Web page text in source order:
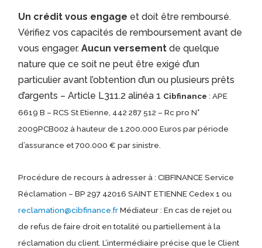
Un crédit vous engage et doit être remboursé.
Vérifiez vos capacités de remboursement avant de
vous engager.Aucun versement de quelque
nature que ce soit ne peut être exigé d’un
particulier avant l’obtention d’un ou plusieurs prêts
d’argents – Article L311.2 alinéa 1 Cibfinance: APE
6619 B – RCS St Etienne, 442 287 512 – Rc pro N°
2009PCB002 à hauteur de 1.200.000 Euros par période
d’assurance et 700.000 € par sinistre.
Procédure de recours à adresser à : CIBFINANCE Service
Réclamation – BP 297 42016 SAINT ETIENNE Cedex 1 ou
reclamation@cibfinance.frMédiateur : En cas de rejet ou
de refus de faire droit en totalité ou partiellement à la
réclamation du client. L’intermédiaire précise que le Client